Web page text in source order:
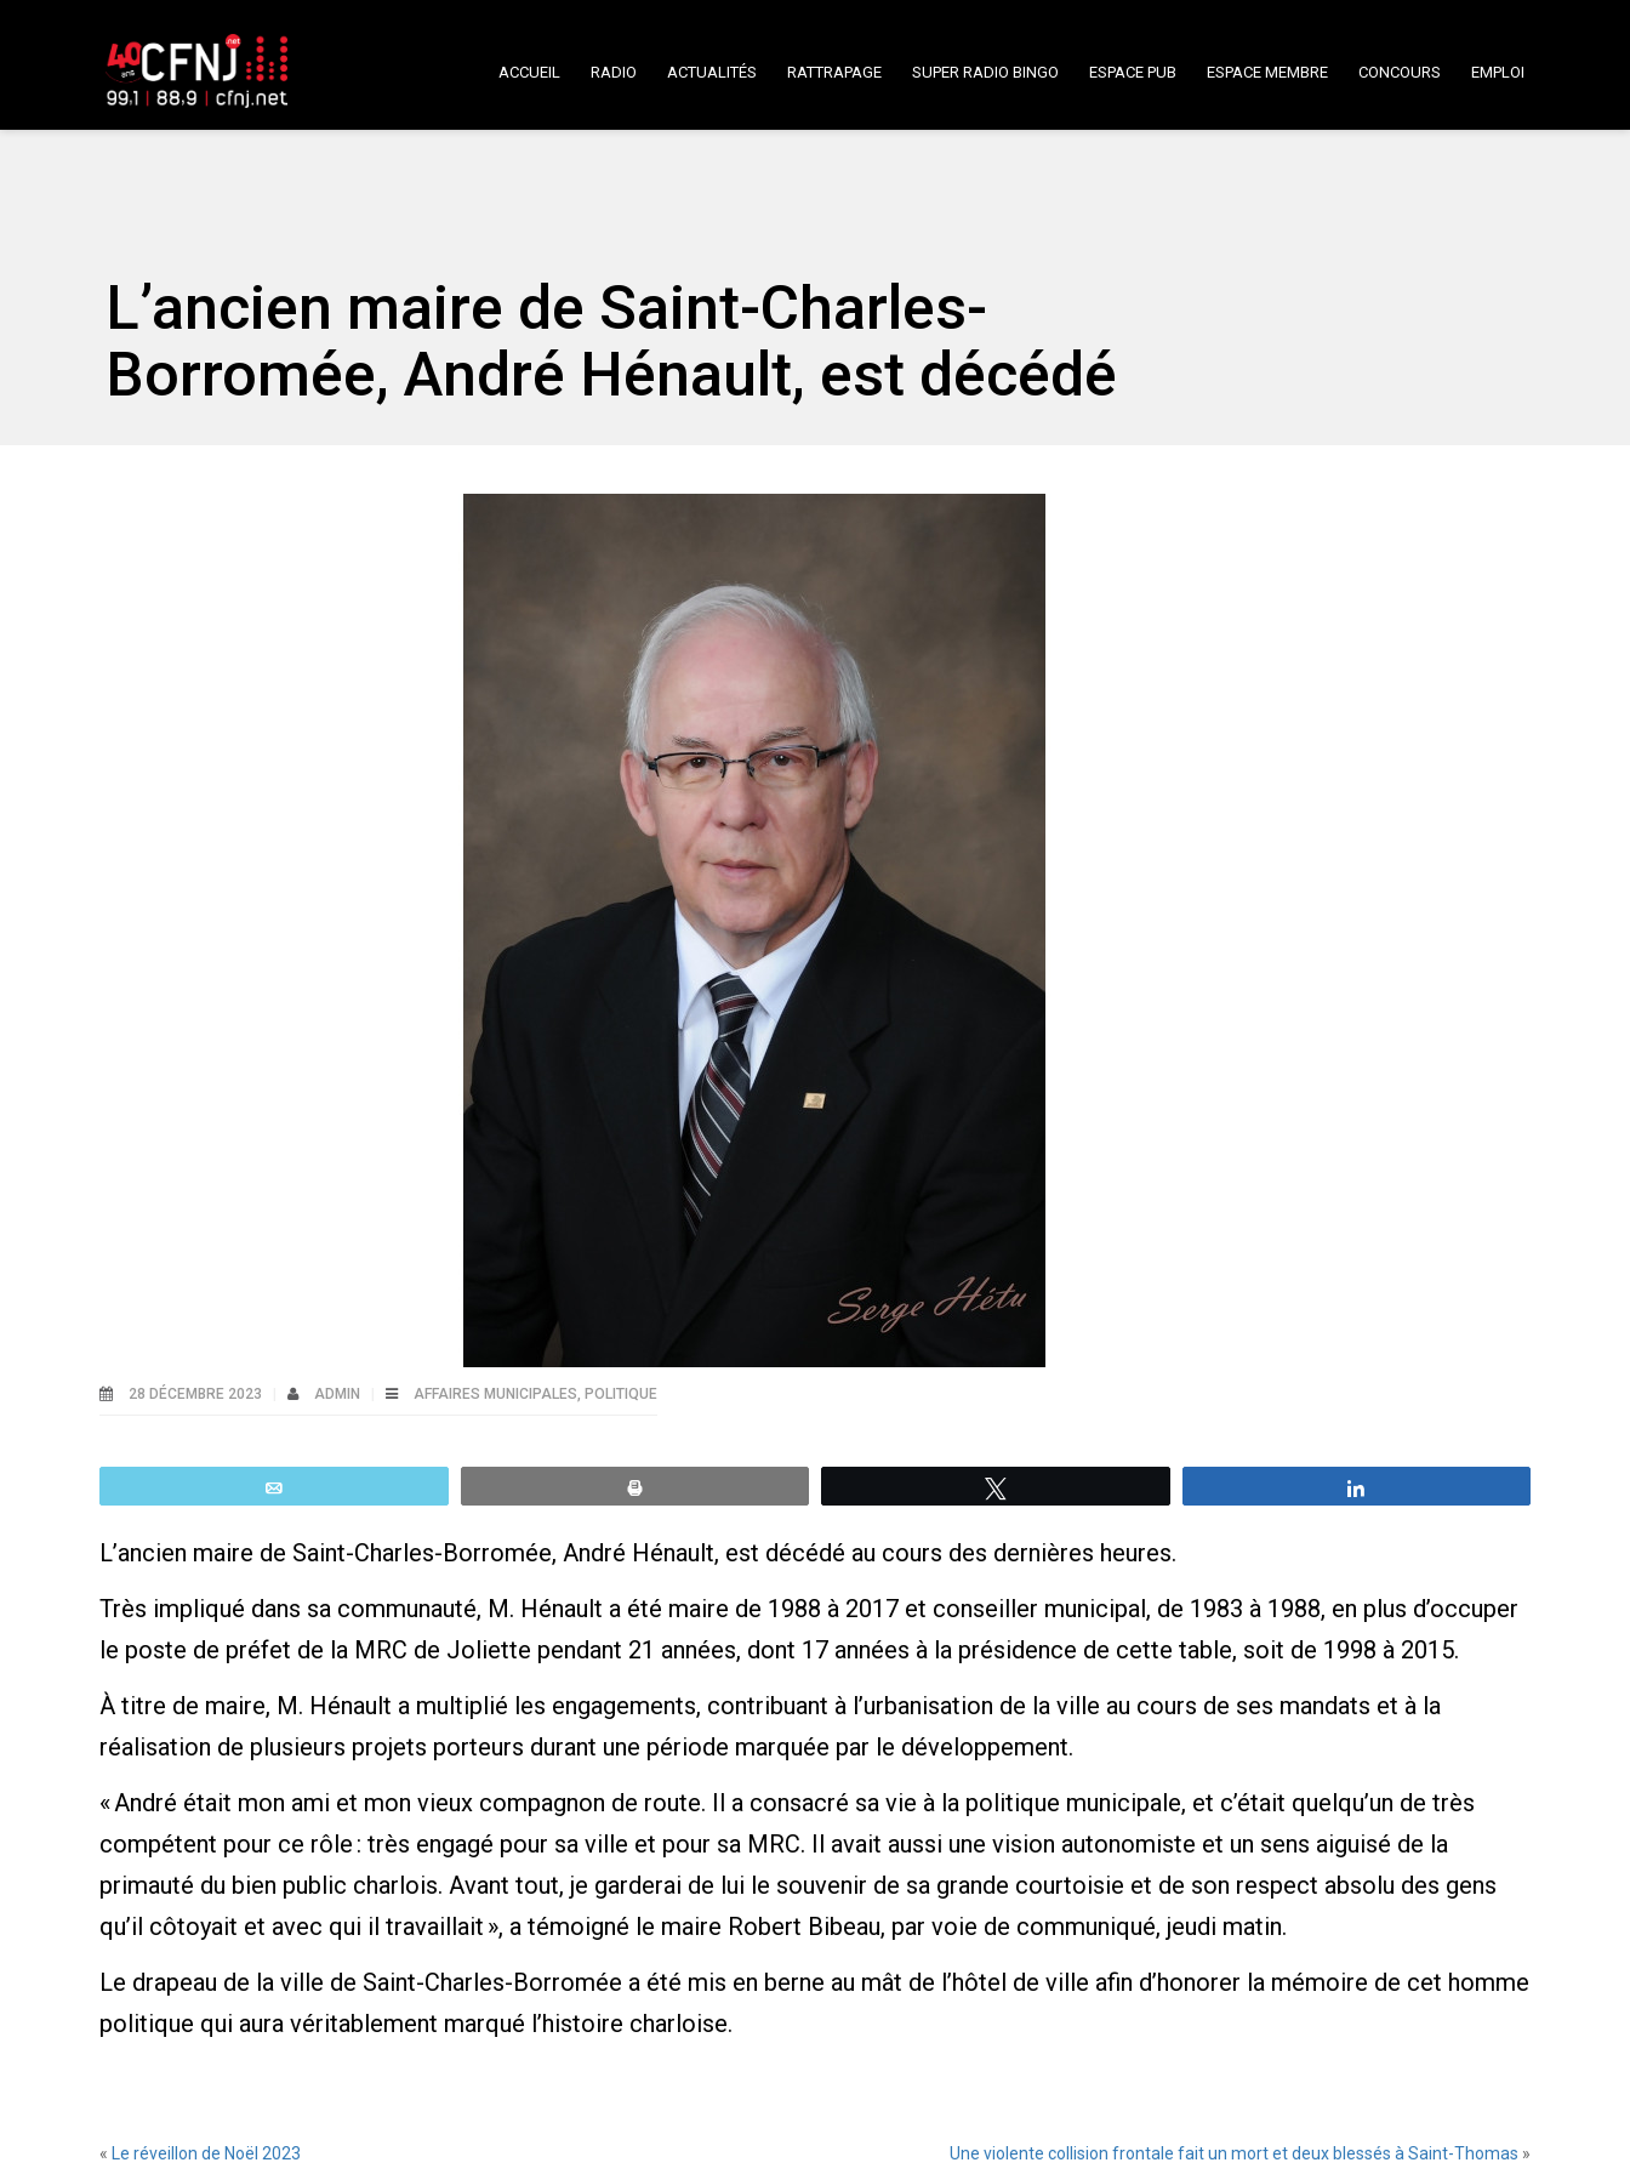
ACCUEIL RADIO ACTUALITÉS RATTRAPAGE SUPER RADIO BINGO ESPACE PUB ESPACE MEMBRE CONCOURS EMPLOI
L’ancien maire de Saint-Charles-
Borromée, André Hénault, est décédé
28 DÉCEMBRE 2023 ADMIN AFFAIRES MUNICIPALES, POLITIQUE
L’ancien maire de Saint-Charles-Borromée, André Hénault, est décédé au cours des dernières heures.
Très impliqué dans sa communauté, M. Hénault a été maire de 1988 à 2017 et conseiller municipal, de 1983 à 1988, en plus d’occuper
le poste de préfet de la MRC de Joliette pendant 21 années, dont 17 années à la présidence de cette table, soit de 1998 à 2015.
À titre de maire, M. Hénault a multiplié les engagements, contribuant à l’urbanisation de la ville au cours de ses mandats et à la
réalisation de plusieurs projets porteurs durant une période marquée par le développement.
« André était mon ami et mon vieux compagnon de route. Il a consacré sa vie à la politique municipale, et c’était quelqu’un de très
compétent pour ce rôle : très engagé pour sa ville et pour sa MRC. Il avait aussi une vision autonomiste et un sens aiguisé de la
primauté du bien public charlois. Avant tout, je garderai de lui le souvenir de sa grande courtoisie et de son respect absolu des gens
qu’il côtoyait et avec qui il travaillait », a témoigné le maire Robert Bibeau, par voie de communiqué, jeudi matin.
Le drapeau de la ville de Saint-Charles-Borromée a été mis en berne au mât de l’hôtel de ville afin d’honorer la mémoire de cet homme
politique qui aura véritablement marqué l’histoire charloise.
« Le réveillon de Noël 2023 Une violente collision frontale fait un mort et deux blessés à Saint-Thomas »